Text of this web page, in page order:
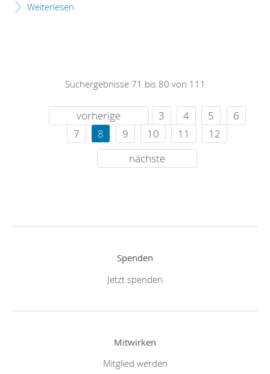
Weiterlesen
Suchergebnisse 71 bis 80 von 111
vorherige 3 4 5
6
7
8 9 10 11
12
nächste
Spenden
Jetzt spenden
Mitwirken
Mitglied werden